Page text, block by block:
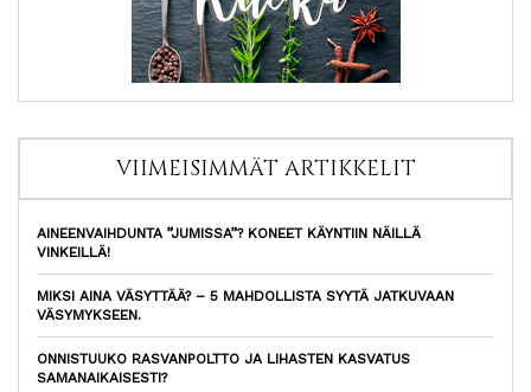
VIIMEISIMMÄT ARTIKKELIT
AINEENVAIHDUNTA ”JUMISSA”? KONEET KÄYNTIIN NÄILLÄ
VINKEILLÄ!
MIKSI AINA VÄSYTTÄÄ? – 5 MAHDOLLISTA SYYTÄ JATKUVAAN
VÄSYMYKSEEN.
ONNISTUUKO RASVANPOLTTO JA LIHASTEN KASVATUS
SAMANAIKAISESTI?